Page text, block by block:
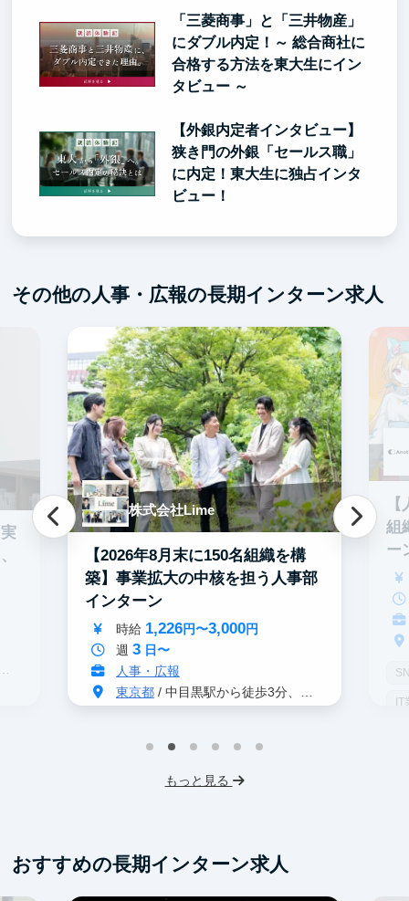
「三菱商事」と「三井物産」
にダブル内定！～ 総合商社に
合格する方法を東大生にイン
タビュー ～
【外銀内定者インタビュー】
狭き門の外銀「セールス職」
に内定！東大生に独占インタ
ビュー！
その他の人事・広報の長期インターン求人
株式会社Lime
【2026年8月末に150名組織を構
築】事業拡大の中核を担う人事部
インターン
時給 1,226円〜3,000円
週 3日〜
人事・広報
東京都/ 中目黒駅から徒歩3分、恵比寿駅から徒歩10分
プロダクトマネジメント 事業立案
未経験OK 不動産業界
交通費支給
組
ー
IT
もっと見る
おすすめの長期インターン求人